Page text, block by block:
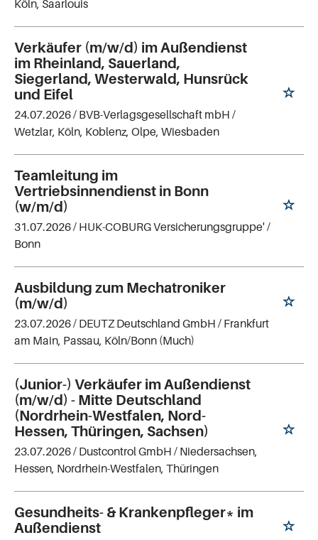
Köln, Saarlouis
Verkäufer (m/w/d) im Außendienst
im Rheinland, Sauerland,
Siegerland, Westerwald, Hunsrück
und Eifel
24.07.2026 / BVB-Verlagsgesellschaft mbH /
Wetzlar, Köln, Koblenz, Olpe, Wiesbaden
Teamleitung im
Vertriebsinnendienst in Bonn
(w/m/d)
31.07.2026 / HUK-COBURG Versicherungsgruppe' /
Bonn
Ausbildung zum Mechatroniker
(m/w/d)
23.07.2026 / DEUTZ Deutschland GmbH / Frankfurt
am Main, Passau, Köln/Bonn (Much)
(Junior-) Verkäufer im Außendienst
(m/w/d) - Mitte Deutschland
(Nordrhein-Westfalen, Nord-
Hessen, Thüringen, Sachsen)
23.07.2026 / Dustcontrol GmbH / Niedersachsen,
Hessen, Nordrhein-Westfalen, Thüringen
Gesundheits- & Krankenpfleger* im
Außendienst